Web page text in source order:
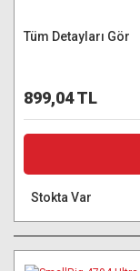
Tüm Detayları Gör
899,04 TL
Stokta Var